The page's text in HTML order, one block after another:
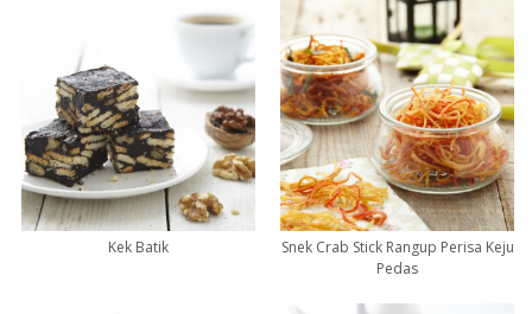
Kek Batik
Snek Crab Stick Rangup Perisa Keju
Pedas